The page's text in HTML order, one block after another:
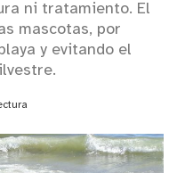
ni tratamiento. El
mascotas, por
y evitando el